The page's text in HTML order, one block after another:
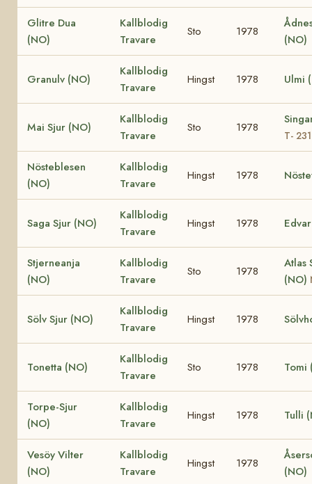
Glitre Dua
(NO)
Kallblodig
Travare
Sto 1978
(NO)
Granulv (NO)
Kallblodig
Travare
Hingst 1978 Ulmi
Mai Sjur (NO)
Kallblodig
Travare
Sto 1978
T-
Nösteblesen
(NO)
Kallblodig
Travare
Hingst 1978
Saga Sjur (NO)
Kallblodig
Travare
Hingst 1978
Stjerneanja
(NO)
Kallblodig
Travare
Sto 1978
Atlas
(NO)
Sölv Sjur (NO)
Kallblodig
Travare
Hingst 1978
Tonetta (NO)
Kallblodig
Travare
Sto 1978 Tomi
Torpe-Sjur
(NO)
Kallblodig
Travare
Hingst 1978 Tulli
Vesöy Vilter
(NO)
Kallblodig
Travare
Hingst 1978
(NO)